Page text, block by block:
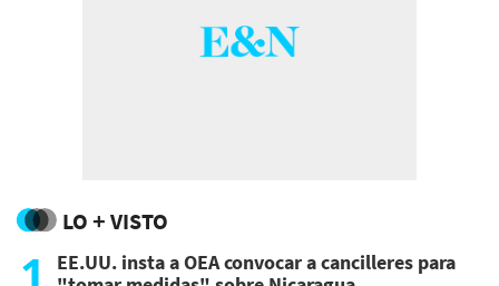
LO + VISTO
1
EE.UU. insta a OEA convocar a cancilleres para